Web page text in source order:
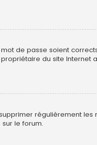
de passe soient
du site Internet
régulièrement
le forum.